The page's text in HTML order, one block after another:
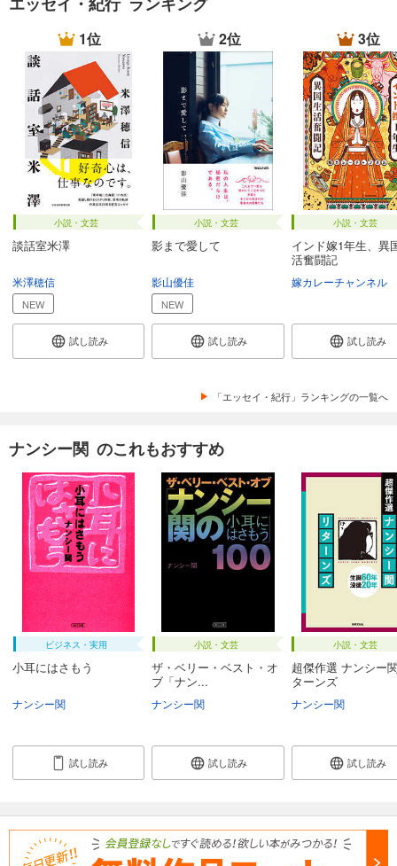
1位
小説・文芸
談話室米澤
米澤穂信
NEW
試し読み
2位
小説・文芸
影まで愛して
影山優佳
NEW
試し読み
3位
小説・文芸
インド嫁1年生、異
活奮闘記
嫁カレーチャンネル
試し読み
「エッセイ・紀行」ランキングの一覧へ
ナンシー関 のこれもおすすめ
ビジネス・実用
小耳にはさもう
ナンシー関
試し読み
小説・文芸
ザ・ベリー・ベスト・オ
ブ「ナン...
ナンシー関
試し読み
小説・文芸
超傑作選 ナンシー
ターンズ
ナンシー関
試し読み